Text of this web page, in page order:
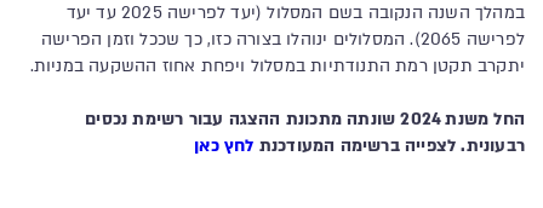
במהלך השנה הנקובה בשם המסלול (יעד לפרישה 2025 עד יעד
לפרישה 2065). המסלולים ינוהלו בצורה כזו, כך שככל וזמן הפרישה
יתקרב תקטן רמת התנודתיות במסלול ויפחת אחוז ההשקעה במניות.
החל משנת 2024 שונתה מתכונת ההצגה עבור רשימת נכסים
רבעונית. לצפייה ברשימה המעודכנת לחץ כאן